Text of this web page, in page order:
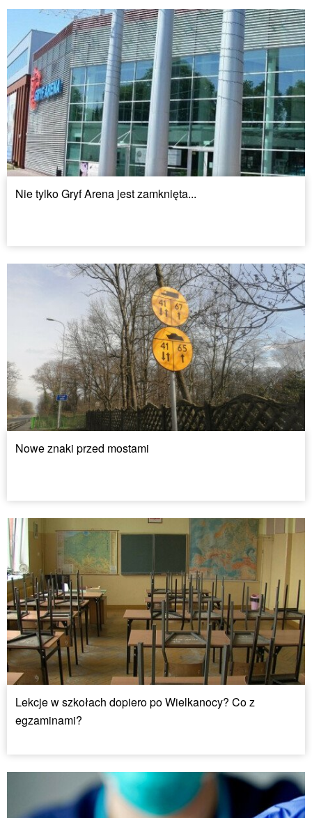
Nie tylko Gryf Arena jest zamknięta...
Nowe znaki przed mostami
Lekcje w szkołach dopiero po Wielkanocy? Co z
egzaminami?